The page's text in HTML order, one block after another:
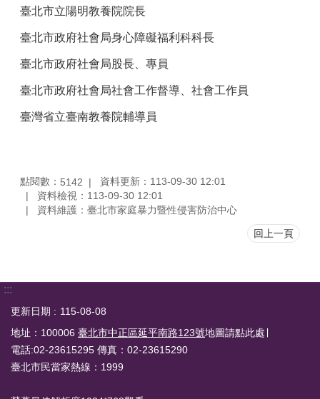
臺北市立陽明教養院院長
臺北市政府社會局身心障礙福利科科長
臺北市政府社會局股長、專員
臺北市政府社會局社會工作督導、社會工作員
臺灣省立臺南教養院輔導員
點閱數： 5142
資料更新：113-09-30 12:01
資料檢視：113-09-30 12:01
資料維護：臺北市家庭暴力暨性侵害防治中心
回上一頁
:::
更新日期
115-08-08
地址：100006 臺北市中正區延平南路123號地圖請點此處∣
電話:02-23615295 傳真：02-23615290
臺北市民當家熱線：1999